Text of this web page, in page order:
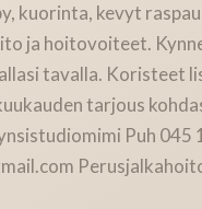
kuorinta, kevyt
ja hoitovoiteet.
tavalla. Koristeet
tarjous
Puh 045